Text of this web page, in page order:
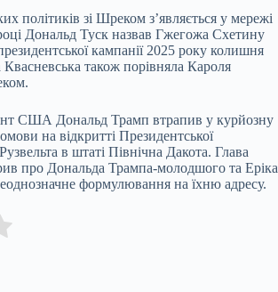
політиків зі Шреком з’являється у мережі
Дональд Туск назвав Гжегожа Схетину
кампанії 2025 року колишня
також порівняла Кароля
США Дональд Трамп втрапив у курйозну
на відкритті Президентської
в штаті Північна Дакота. Глава
про Дональда Трампа-молодшого та Еріка
формулювання на їхню адресу.